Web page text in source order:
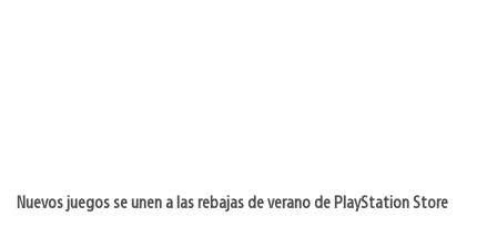
Nuevos juegos se unen a las rebajas de verano de PlayStation Store